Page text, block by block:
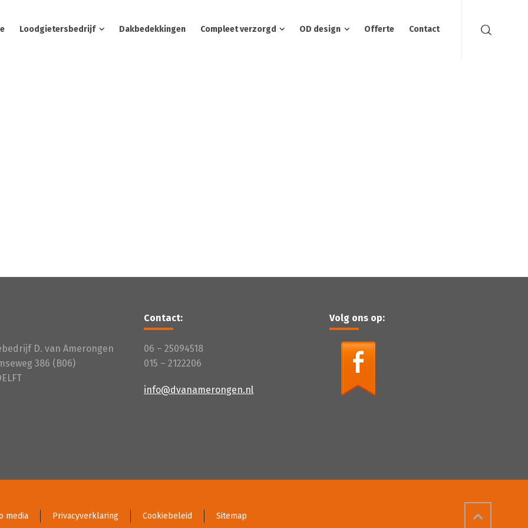
Loodgietersbedrijf Dakbedekkingen Compleet verzorgd OD design Offerte Contact
D. van Amerongen
386 (B06)
Contact:
06 – 25094518
015 – 2122206
info@dvanamerongen.nl
Volg ons op:
media Privacyverklaring Cookiebeleid Sitemap